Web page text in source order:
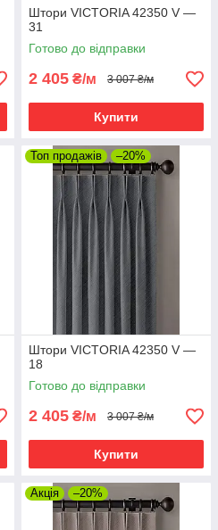
Штори VICTORIA 42350 V —
31
Готово до відправки
2 405 ₴/м 3 007 ₴/м
Купити
Топ продажів –20%
Штори VICTORIA 42350 V —
18
Готово до відправки
2 405 ₴/м 3 007 ₴/м
Купити
Акція –20%